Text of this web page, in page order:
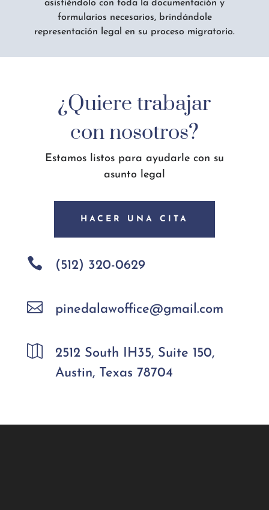
asistiéndolo con toda la documentación y
formularios necesarios, brindándole
representación legal en su proceso migratorio.
¿Quiere trabajar
con nosotros?
Estamos listos para ayudarle con su
asunto legal
HACER UNA CITA
 (512) 320-0629
 pinedalawoffice@gmail.com

2512 South IH35, Suite 150,
Austin, Texas 78704